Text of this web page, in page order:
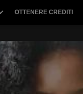
OTTENERE CREDITI